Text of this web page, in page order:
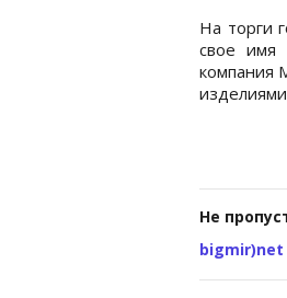
На торги
свое имя
компания
Не